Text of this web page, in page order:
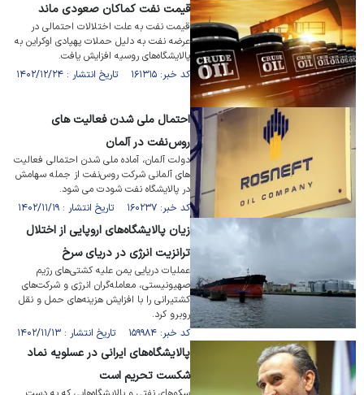
قیمت نفت کماکان صعودی ماند
قیمت نفت به علت اختلالات احتمالی در
عرضه نفت به دلیل حملات پهپادی اوکراین به
پالایشگاه‌های روسیه افزایش یافت.
کد خبر: ۱۶۱۳۱۵ تاریخ انتشار : ۱۴۰۲/۱۲/۲۴
احتمال ملی شدن فعالیت های
روس‌نفت در آلمان
دولت آلمان، آماده ملی شدن احتمالی فعالیت
های آلمانی شرکت روس‌نفت از جمله سهامش
در پالایشگاه نفت شودت می شود.
کد خبر: ۱۶۰۲۳۷ تاریخ انتشار : ۱۴۰۲/۱۱/۱۹
زیان پالایشگاه‌های اروپایی از اختلال
ترانزیت انرژی در دریای سرخ
عملیات دریایی یمن علیه کشتی‌های رژیم
صهیونیستی، معامله‌گران انرژی و شرکت‌های
کشتیرانی را با افزایش هزینه‌های حمل و نقل
روبرو کرد.
کد خبر: ۱۵۹۹۸۴ تاریخ انتشار : ۱۴۰۲/۱۱/۱۳
پالایشگاه‌های ایرانی در عسلویه نماد
شکست تحریم است